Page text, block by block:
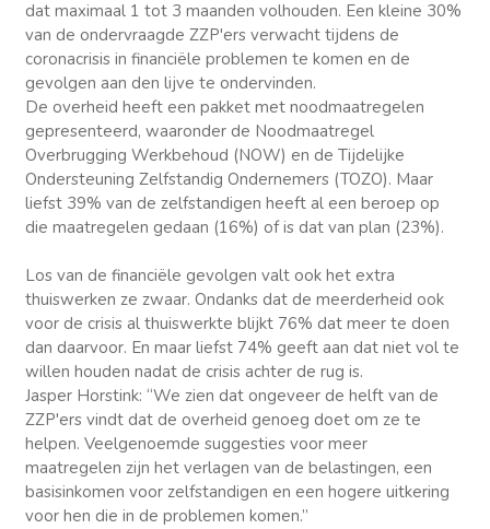
dat maximaal 1 tot 3 maanden volhouden. Een kleine 30%
van de ondervraagde ZZP'ers verwacht tijdens de
coronacrisis in financiële problemen te komen en de
gevolgen aan den lijve te ondervinden.
De overheid heeft een pakket met noodmaatregelen
gepresenteerd, waaronder de Noodmaatregel
Overbrugging Werkbehoud (NOW) en de Tijdelijke
Ondersteuning Zelfstandig Ondernemers (TOZO). Maar
liefst 39% van de zelfstandigen heeft al een beroep op
die maatregelen gedaan (16%) of is dat van plan (23%).
Los van de financiële gevolgen valt ook het extra
thuiswerken ze zwaar. Ondanks dat de meerderheid ook
voor de crisis al thuiswerkte blijkt 76% dat meer te doen
dan daarvoor. En maar liefst 74% geeft aan dat niet vol te
willen houden nadat de crisis achter de rug is.
Jasper Horstink: “We zien dat ongeveer de helft van de
ZZP'ers vindt dat de overheid genoeg doet om ze te
helpen. Veelgenoemde suggesties voor meer
maatregelen zijn het verlagen van de belastingen, een
basisinkomen voor zelfstandigen en een hogere uitkering
voor hen die in de problemen komen.”